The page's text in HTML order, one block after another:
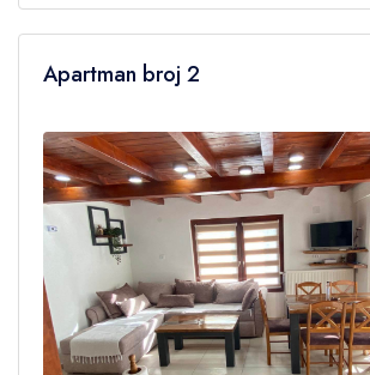
Apartman broj 2